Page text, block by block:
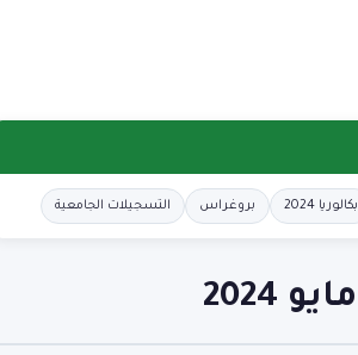
مايو 2024
بكالوريا 2024 بروغراس التسجيلات الجامعية